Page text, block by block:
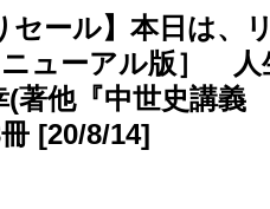
セール】本日は、
ューアル版］ 人
(著他『中世史講
[20/8/14]